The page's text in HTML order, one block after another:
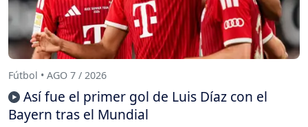
Fútbol • AGO 7 / 2026
Así fue el primer gol de Luis Díaz con el
Bayern tras el Mundial